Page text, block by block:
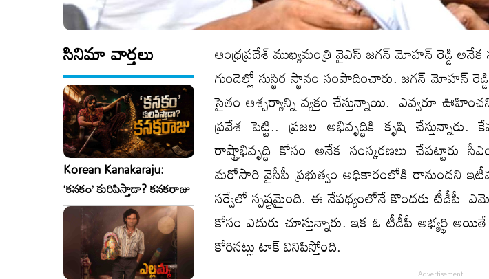
సినిమా వార్తలు
Korean Kanakaraju:
‘కనకం’ కురిపిస్తాడా? కనకరాజు
ఆంధ్రప్రదేశ్ ముఖ్యమంత్రి వైఎస్ జగన్ మోహన్ రెడ్డి అనేక
గుండెల్లో సుస్థిర స్థానం సంపాదించారు. జగన్ మోహన్
సైతం ఆశ్చర్యాన్ని వ్యక్తం చేస్తున్నాయి. ఎవ్వరూ
ప్రవేశ పెట్టి.. ప్రజల అభివృద్ధికి కృషి
రాష్ట్రాభివృద్ధి కోసం అనేక సంస్కరణలు చేపట్టారు
మరోసారి వైసీపీ ప్రభుత్వం అధికారంలోకి రానుందని
సర్వేలో స్పష్టమైంది. ఈ నేపథ్యంలోనే కొందరు టీడీపీ
కోసం ఎదురు చూస్తున్నారు. ఇక ఓ టీడీపీ అభ్యర్థి
కోరినట్లు టాక్ వినిపిస్తోంది.